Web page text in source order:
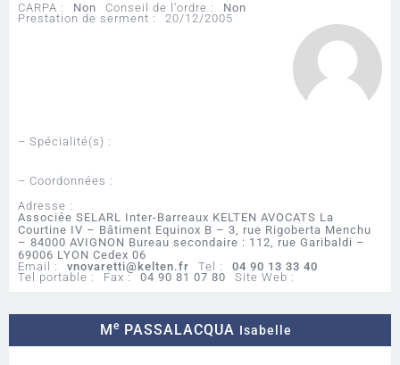
CARPA :
Non Conseil de l'ordre :
Non
Prestation de serment :
20/12/2005
– Spécialité(s) :
– Coordonnées :
Adresse :
Associée SELARL Inter-Barreaux KELTEN AVOCATS La
Courtine IV – Bâtiment Equinox B – 3, rue Rigoberta Menchu
– 84000 AVIGNON Bureau secondaire : 112, rue Garibaldi –
69006 LYON Cedex 06
Email :
vnovaretti@kelten.fr Tel :
04 90 13 33 40
Tel portable :
Fax : 04 90 81 07 80 Site Web :
Me PASSALACQUA Isabelle